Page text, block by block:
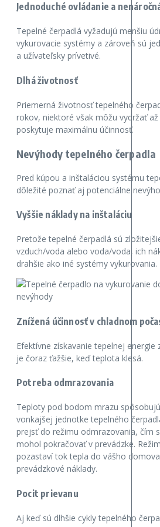
Jednoduché ovládanie a
Tepelné čerpadlá vyžadujú menšiu
vykurovacie systémy a zároveň sú
a užívateľsky prívetivé.
Dlhá životnosť
Priemerná životnosť tepelného
rokov, niektoré však môžu vydržať
poskytuje maximálnu účinnosť.
Nevýhody tepelného čerpadla
Pred kúpou a inštaláciou systému
dôležité poznať aj potenciálne
Vyššie náklady na inštaláciu
Pretože tepelné čerpadlá sú
vzduch/voda alebo voda/voda, ich
drahšie ako iné systémy vykurovania.
Znížená účinnosť v chladnom
Efektívne získavanie tepelnej energie
je čoraz ťažšie, keď teplota klesá.
Potreba odmrazovania
Teploty pod bodom mrazu
vonkajšej jednotke tepelného
prejsť do režimu odmrazovania, čím
mohol pokračovať v prevádzke.
pozastaví tok tepla do vášho
prevádzkové náklady.
Pocit prievanu
Aj keď sú dlhšie cykly tepelného